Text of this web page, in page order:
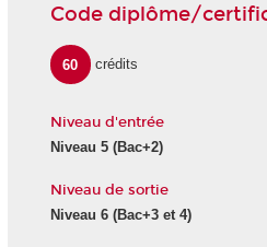
Code diplôme/
60 crédits
Niveau d'entrée
Niveau 5 (Bac+2)
Niveau de sortie
Niveau 6 (Bac+3 et 4)